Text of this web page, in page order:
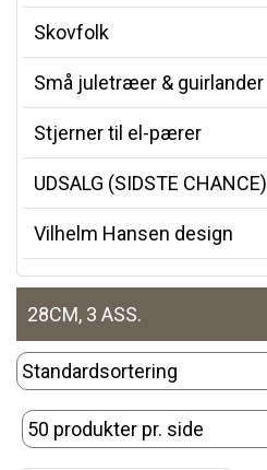
Skovfolk
Små juletræer & guirlander
Stjerner til el-pærer
UDSALG (SIDSTE CHANCE)
Vilhelm Hansen design
28CM, 3 ASS.